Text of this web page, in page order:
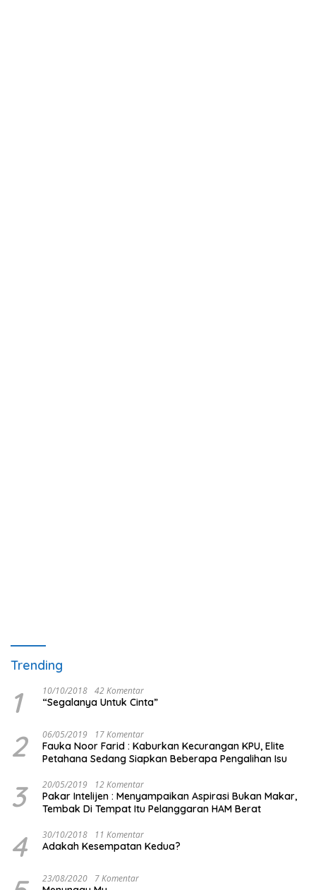
Trending
1 10/10/2018 42 Komentar
“Segalanya Untuk Cinta”
2 06/05/2019 17 Komentar
Fauka Noor Farid : Kaburkan Kecurangan KPU, Elite
Petahana Sedang Siapkan Beberapa Pengalihan Isu
3 20/05/2019 12 Komentar
Pakar Intelijen : Menyampaikan Aspirasi Bukan Makar,
Tembak Di Tempat Itu Pelanggaran HAM Berat
4 30/10/2018 11 Komentar
Adakah Kesempatan Kedua?
23/08/2020 7 Komentar